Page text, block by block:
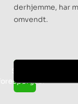
derhjemme, har
omvendt.
Send